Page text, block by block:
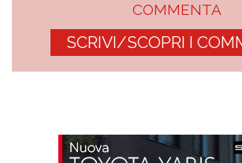
COMMENTA
SCRIVI/SCOPRI I